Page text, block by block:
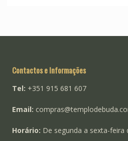
Contactos e Informações
Tel: +351 915 681 607
Email:
Horário: De segunda a sexta-feira